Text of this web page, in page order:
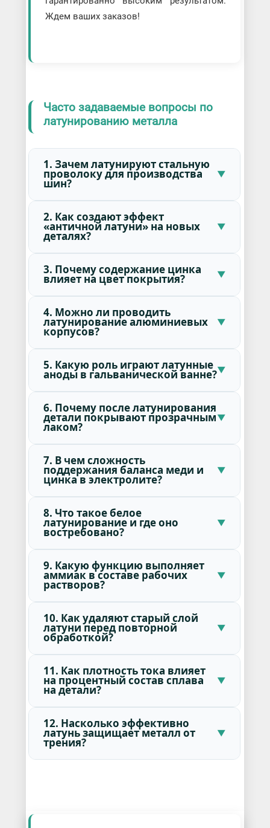
Ждем ваших заказов!
Часто задаваемые вопросы по
латунированию металла
1. Зачем латунируют стальную
проволоку для производства
шин?
2. Как создают эффект
«античной латуни» на новых
деталях?
3. Почему содержание цинка
влияет на цвет покрытия?
4. Можно ли проводить
латунирование алюминиевых
корпусов?
5. Какую роль играют латунные
аноды в гальванической ванне?
6. Почему после латунирования
детали покрывают прозрачным
лаком?
7. В чем сложность
поддержания баланса меди и
цинка в электролите?
8. Что такое белое
латунирование и где оно
востребовано?
9. Какую функцию выполняет
аммиак в составе рабочих
растворов?
10. Как удаляют старый слой
латуни перед повторной
обработкой?
11. Как плотность тока влияет
на процентный состав сплава
на детали?
12. Насколько эффективно
латунь защищает металл от
трения?